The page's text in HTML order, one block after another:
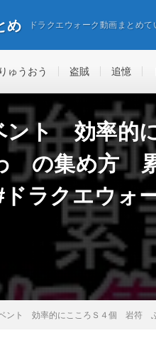
め ドラクエウォーク動画まとめて
りゅうおう 盗賊 追憶
ント 効率的
の集め方 累
ラクエウォ
ント 効率的にこころＳ４個 岩符